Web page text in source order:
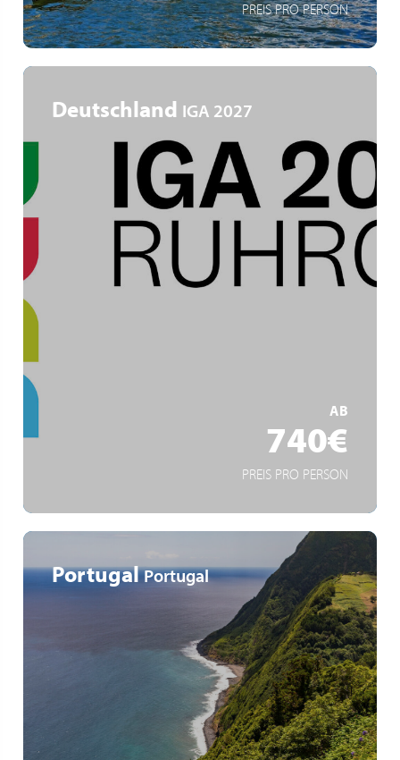
PREIS PRO PERSON
Deutschland IGA 2027
AB
740€
PREIS PRO PERSON
Portugal Portugal
Entdecken Sie sechs der neun Inseln der Azoren